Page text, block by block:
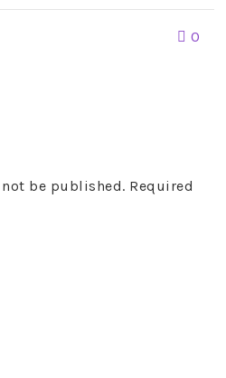
0
be published. Required